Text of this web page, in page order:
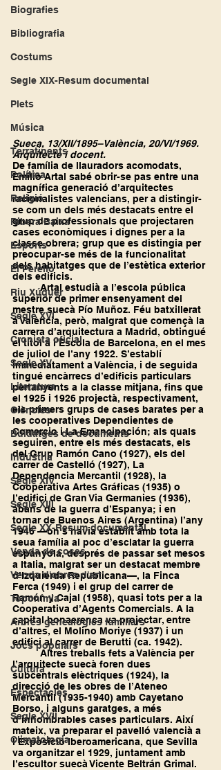
Biografies
Bibliografia
Costums
Segle XIX-Resum documental
Plets
Música
Terratinents
Política
Religió
Ribera Baixa
Esports
El Perelló
Riu Xúquer
Segle XVI
Cronista oficial
Segle XV
Literatura
Ciències
Buidatges de documents
Indústria
Segle XIV
Segle XIII
Segle XX-Resum documental
Venda de coses
Venda d'obres d'art
Toponímia
Arbres genealògics familiars
Jocs populars
Cultura
Espectacles
Segle XVII
Climatologia
Sueca, 13/XII/1895–València, 20/VI/1969.
Arquitecte i docent.
De família de llauradors acomodats,
Emilio Artal sabé obrir-se pas entre una
magnífica generació d’arquitectes
racionalistes valencians, per a distingir-
se com un dels més destacats entre el
grup de professionals que projectaren
cases econòmiques i dignes per a la
classe obrera; grup que es distingia per
preocupar-se més de la funcionalitat
dels habitatges que de l’estètica exterior
dels edificis.
	Artal estudià a l’escola pública
superior de primer ensenyament del
mestre suecà Pío Muñoz. Féu batxillerat
a València, però, malgrat que començà la
carrera d’arquitectura a Madrid, obtingué
el títol a l’Escola de Barcelona, en el mes
de juliol de l’any 1922. S’establí
immediatament a València, i de seguida
tingué encàrrecs d’edificis particulars
pertanyents a la classe mitjana, fins que
el 1925 i 1926 projectà, respectivament,
els primers grups de cases barates per a
les cooperatives Dependientes de
Comercio i La Emancipación; als quals
seguiren, entre els més destacats, els
del Grup Ramón Cano (1927), els del
carrer de Castelló (1927), La
Dependencia Mercantil (1928), la
Cooperativa Artes Gráficas (1935) o
l’edifici de Gran Via Germanies (1936),
abans de la guerra d’Espanya; i en
tornar de Buenos Aires (Argentina) l’any
1946 —on s’havia establit amb tota la
seua família al poc d’esclatar la guerra
espanyola, després de passar set mesos
a Italia, malgrat ser un destacat membre
d’Izquierda Republicana—, la Finca
Ferca (1949) i el grup del carrer de
Ramón y Cajal (1958), quasi tots per a la
Cooperativa d’Agents Comercials. A la
capital bonaerenca va projectar, entre
d’altres, el Molino Moriye (1937) i un
edifici al carrer de Berutti (ca. 1942).
	Altres treballs fets a València per
l’arquitecte suecà foren dues
subcentrals elèctriques (1924), la
direcció de les obres de l’Ateneo
Mercantil (1935-1940) amb Cayetano
Borso, i alguns garatges, a més
d’innombrables cases particulars. Així
mateix, va preparar el pavelló valencià a
l’Exposició Iberoamericana, que Sevilla
va organitzar el 1929, juntament amb
l’escultor suecà Vicente Beltrán Grimal.